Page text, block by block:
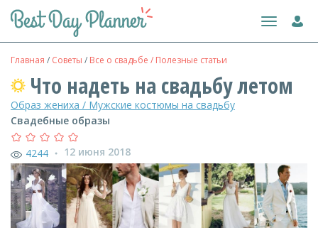
Toggle
Главная / Советы / Все о свадьбе / Полезные статьи
Что надеть на свадьбу летом
Образ жениха / Мужские костюмы на свадьбу
Свадебные образы
4244 ● 12 июня 2018